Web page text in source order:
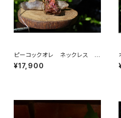
ピーコックオレ ネックレス 理
性、知性、魂と肉体のバランス
¥17,900